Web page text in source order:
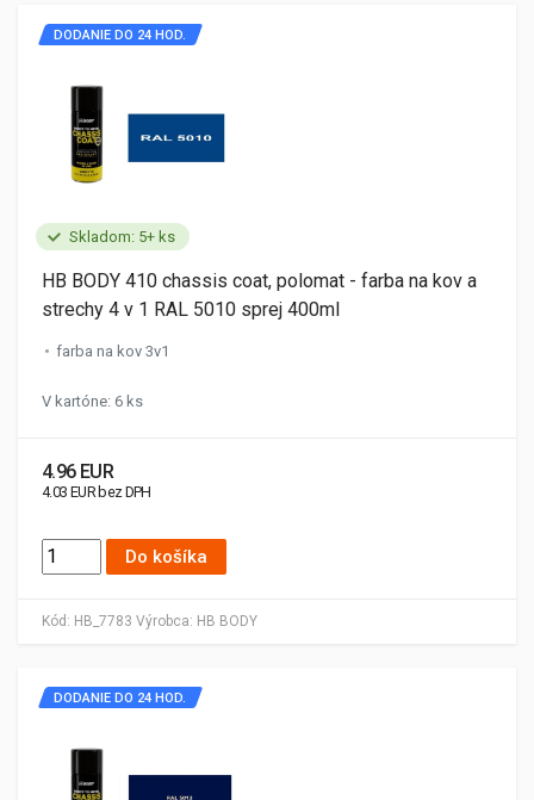
Skladom: 5+ ks
Kód: HB_7783 Výrobca: HB BODY
DODANIE DO 24 HOD.
HB BODY 410 chassis coat, polomat - farba na kov a
strechy 4 v 1 RAL 5010 sprej 400ml
farba na kov 3v1
V kartóne: 6 ks
4.96 EUR
4.03 EUR bez DPH
Do košíka
DODANIE DO 24 HOD.